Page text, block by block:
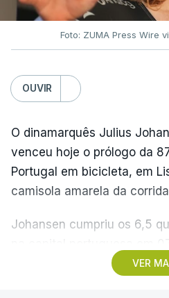
Foto: ZUMA Press Wire
OUVIR
VER
O dinamarquês Julius
venceu hoje o prólogo da
Portugal em bicicleta, em
camisola amarela da
Johansen cumpriu os 6,5
quatro segundos do que o